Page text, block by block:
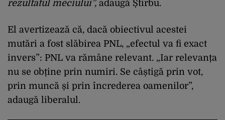
rezultatul meciului”,adaugă Știrbu.
El avertizează că, dacă obiectivul acestei
mutări a fost slăbirea PNL, „efectul va fi exact
invers”: PNL va rămâne relevant. „Iar relevanța
nu se obține prin numiri. Se câștigă prin vot,
prin muncă și prin încrederea oamenilor”,
adaugă liberalul.